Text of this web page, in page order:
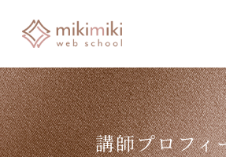
講師プロフィ